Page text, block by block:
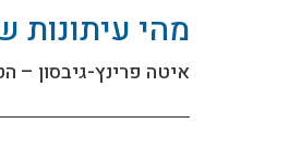
מהי עיתונות
איטה פרינץ-גיבסון –